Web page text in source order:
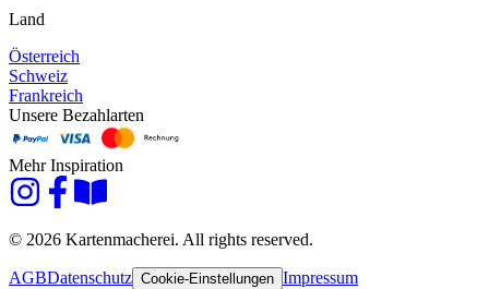
Land
Österreich
Schweiz
Frankreich
Unsere Bezahlarten
Mehr Inspiration
© 2026 Kartenmacherei. All rights reserved.
AGBDatenschutz Cookie-Einstellungen Impressum